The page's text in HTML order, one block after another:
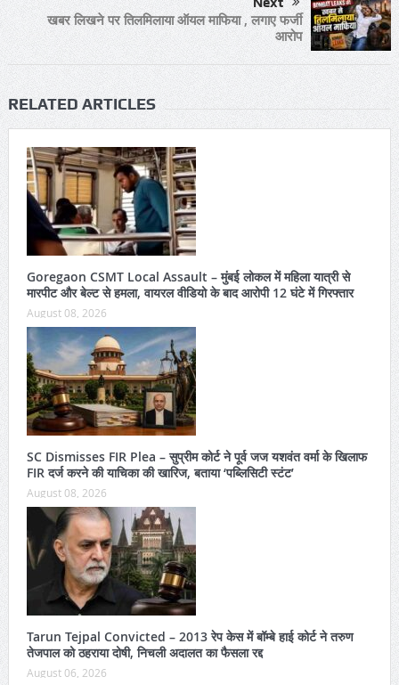
खबर लिखने पर तिलमिलाया ऑयल माफिया , लगाए फर्जी
आरोप
RELATED ARTICLES
Goregaon CSMT Local Assault – मुंबई लोकल में महिला यात्री से
मारपीट और बेल्ट से हमला, वायरल वीडियो के बाद आरोपी 12 घंटे में गिरफ्तार
August 08, 2026
SC Dismisses FIR Plea – सुप्रीम कोर्ट ने पूर्व जज यशवंत वर्मा के खिलाफ
FIR दर्ज करने की याचिका की खारिज, बताया ‘पब्लिसिटी स्टंट’
August 08, 2026
Tarun Tejpal Convicted – 2013 रेप केस में बॉम्बे हाई कोर्ट ने तरुण
तेजपाल को ठहराया दोषी, निचली अदालत का फैसला रद्द
August 06, 2026